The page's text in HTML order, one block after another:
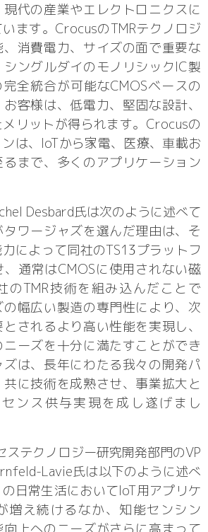
代の産業やエレクトロニクスに
ます。CrocusのTMRテクノロジ
消費電力、サイズの面で重要な
ングルダイのモノリシックIC製
全統合が可能なCMOSベースの
客様は、低電力、堅固な設計、
リットが得られます。Crocusの
は、IoTから家電、医療、車載お
まで、多くのアプリケーション
Desbard氏は次のように述べて
ワージャズを選んだ理由は、そ
によって同社のTS13プラットフ
、通常はCMOSに使用されない磁
のTMR技術を組み込んだことで
幅広い製造の専門性により、次
されるより高い性能を実現し、
ーズを十分に満たすことができ
は、長年にわたる我々の開発パ
に技術を成熟させ、事業拡大と
ンス供与実現を成し遂げまし
ステクノロジー研究開発部門のVP
Lavie氏は以下のように述べ
日常生活においてIoT用アプリケ
増え続けるなか、知能センシン